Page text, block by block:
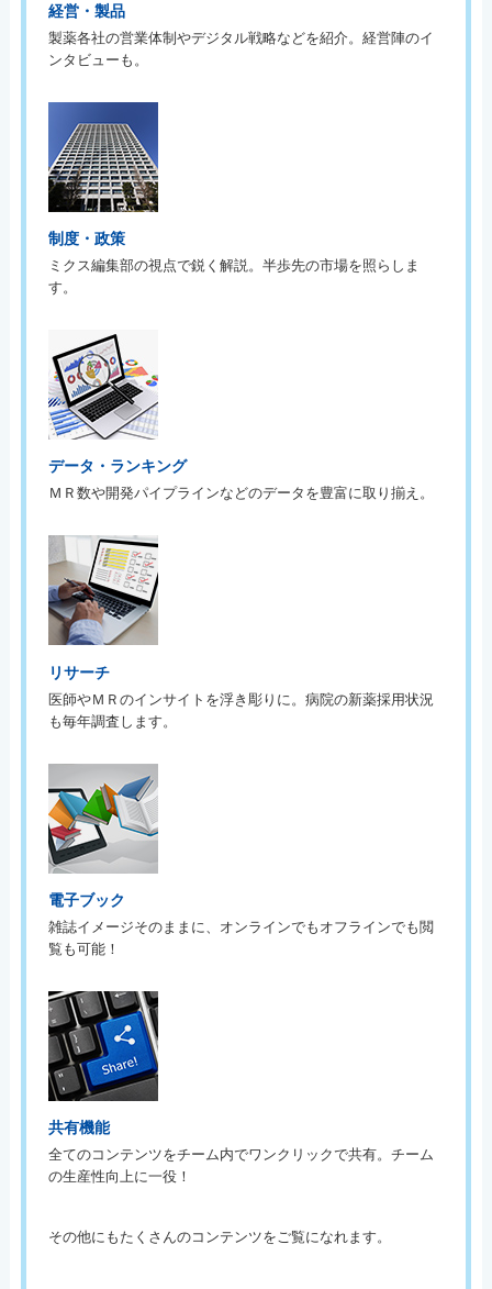
経営・製品
製薬各社の営業体制やデジタル戦略などを紹介。経営陣のイ
ンタビューも。
制度・政策
ミクス編集部の視点で鋭く解説。半歩先の市場を照らしま
す。
データ・ランキング
ＭＲ数や開発パイプラインなどのデータを豊富に取り揃え。
リサーチ
医師やＭＲのインサイトを浮き彫りに。病院の新薬採用状況
も毎年調査します。
電子ブック
雑誌イメージそのままに、オンラインでもオフラインでも閲
覧も可能！
共有機能
全てのコンテンツをチーム内でワンクリックで共有。チーム
の生産性向上に一役！
その他にもたくさんのコンテンツをご覧になれます。